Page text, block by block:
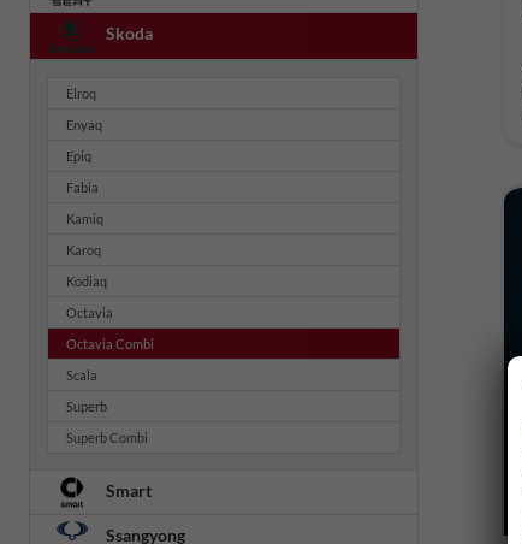
Skoda
Elroq
Enyaq
Epiq
Fabia
Kamiq
Karoq
Kodiaq
Octavia
Octavia Combi
Scala
Superb
Superb Combi
Smart
Ssangyong